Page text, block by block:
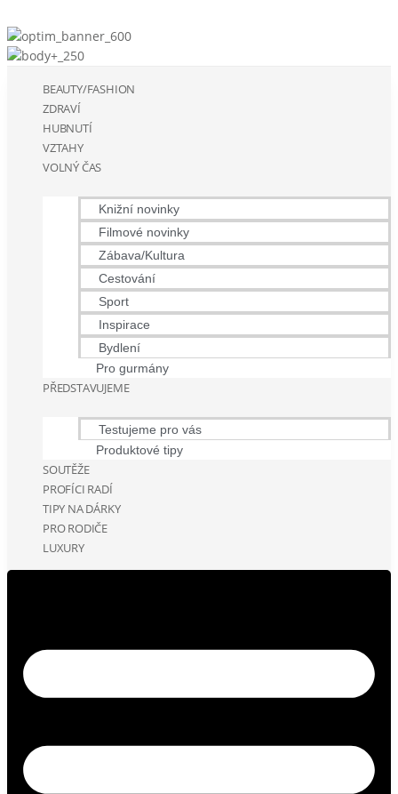
BEAUTY/FASHION
ZDRAVÍ
HUBNUTÍ
VZTAHY
VOLNÝ ČAS
Knižní novinky
Filmové novinky
Zábava/Kultura
Cestování
Sport
Inspirace
Bydlení
Pro gurmány
PŘEDSTAVUJEME
Testujeme pro vás
Produktové tipy
SOUTĚŽE
PROFÍCI RADÍ
TIPY NA DÁRKY
PRO RODIČE
LUXURY